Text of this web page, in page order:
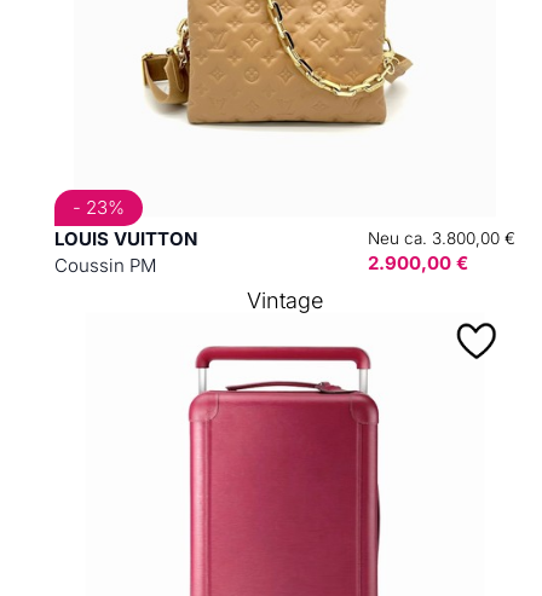
LOUIS VUITTON
Coussin PM
Neu ca. 3.800,00 €
2.900,00 €
- 23%
Vintage